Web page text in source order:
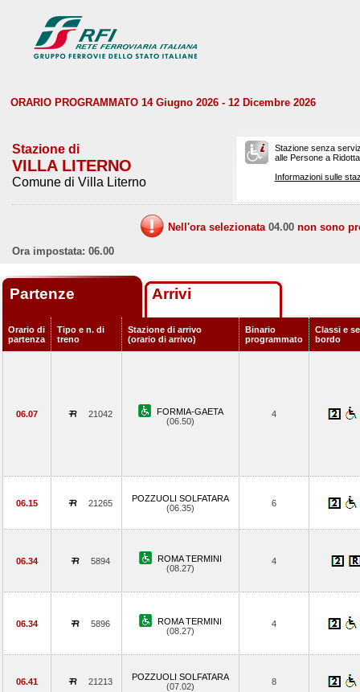
ORARIO PROGRAMMATO 14 Giugno 2026 - 12 Dicembre 2026
Stazione di
VILLA LITERNO
Comune di Villa Literno
Stazione senza
alle Persone a
Informazioni sulle
Nell'ora selezionata 04.00 non sono
Ora impostata: 06.00
Partenze Arrivi
Orario di
partenza
Tipo e n. di
treno
Stazione di arrivo
(orario di arrivo)
Binario
programmato
Classi e
bordo
06.07 21042
FORMIA-GAETA
(06.50)
4
06.15 21265
POZZUOLI SOLFATARA
(06.35)
6
06.34 5894
ROMA TERMINI
(08.27)
4
06.34 5896
ROMA TERMINI
(08.27)
4
06.41 21213
POZZUOLI SOLFATARA
(07.02)
8